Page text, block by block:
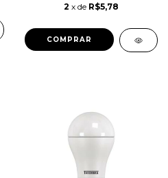
2 x de R$5,78